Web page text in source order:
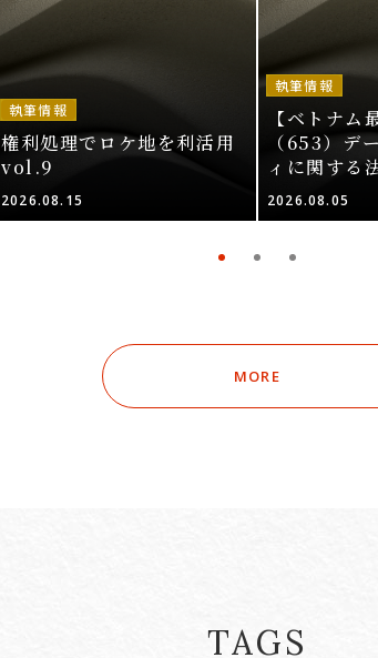
執筆情報
権利処理でロケ地を利活用
vol.9
2026.08.15
執筆情報
【ベトナム
（653）デ
ィに関する
2026.08.05
MORE
TAGS